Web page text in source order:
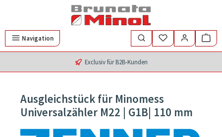
Zum Hauptinhalt springen
Navigation
Exclusiv für B2B-Kunden
Ausgleichstück für Minomess
Universalzähler M22 | G1B| 110 mm